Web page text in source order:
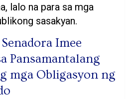
lalo na para sa mga
sasakyan.
Imee
Pansamantalang
mga Obligasyon ng